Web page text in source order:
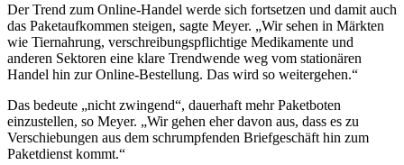
Der Trend zum Online-Handel werde sich fortsetzen und damit auch
das Paketaufkommen steigen, sagte Meyer. „Wir sehen in Märkten
wie Tiernahrung, verschreibungspflichtige Medikamente und
anderen Sektoren eine klare Trendwende weg vom stationären
Handel hin zur Online-Bestellung. Das wird so weitergehen.“
Das bedeute „nicht zwingend“, dauerhaft mehr Paketboten
einzustellen, so Meyer. „Wir gehen eher davon aus, dass es zu
Verschiebungen aus dem schrumpfenden Briefgeschäft hin zum
Paketdienst kommt.“